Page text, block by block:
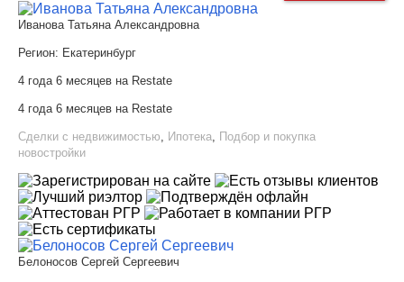
Иванова Татьяна Александровна
Регион: Екатеринбург
4 года 6 месяцев на Restate
4 года 6 месяцев на Restate
Сделки с недвижимостью, Ипотека, Подбор и покупка
новостройки
Белоносов Сергей Сергеевич